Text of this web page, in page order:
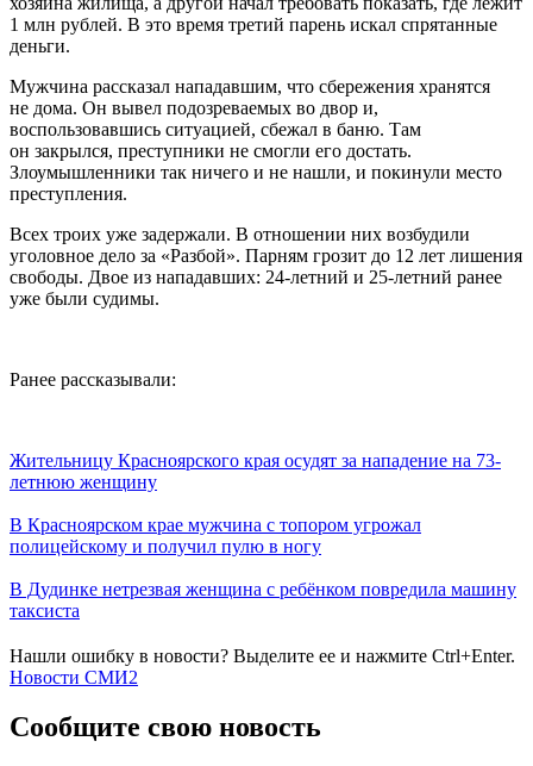
1 млн рублей. В это время третий парень искал спрятанные
деньги.
Мужчина рассказал нападавшим, что сбережения хранятся
не дома. Он вывел подозреваемых во двор и,
воспользовавшись ситуацией, сбежал в баню. Там
он закрылся, преступники не смогли его достать.
Злоумышленники так ничего и не нашли, и покинули место
преступления.
Всех троих уже задержали. В отношении них возбудили
уголовное дело за «Разбой». Парням грозит до 12 лет лишения
свободы. Двое из нападавших: 24-летний и 25-летний ранее
уже были судимы.
Ранее рассказывали:
Жительницу Красноярского края осудят за нападение на 73-
летнюю женщину
В Красноярском крае мужчина с топором угрожал
полицейскому и получил пулю в ногу
В Дудинке нетрезвая женщина с ребёнком повредила машину
таксиста
Нашли ошибку в новости? Выделите ее и нажмите Ctrl+Enter.
Новости СМИ2
Сообщите свою новость